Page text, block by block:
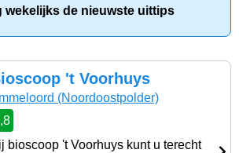
wekelijks de nieuwste uittips
't Voorhuys
(Noordoostpolder)
bioscoop 't Voorhuys kunt u terecht